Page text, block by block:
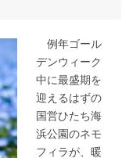
例年ゴール
デンウィーク
中に最盛期を
迎えるはずの
国営ひたち海
浜公園のネモ
フィラが、暖